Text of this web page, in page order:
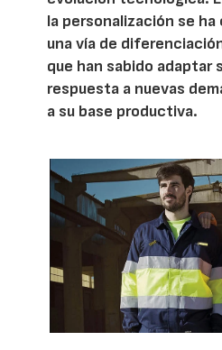
la personalización se
una vía de
que han sabido adaptar
respuesta a nuevas
a su base productiva.